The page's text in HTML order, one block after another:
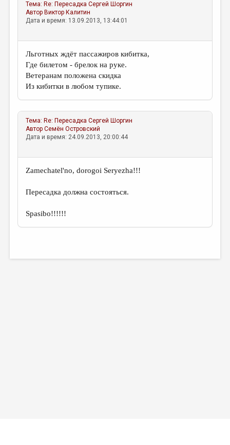
Тема: Re: Пересадка Сергей Шоргин
Автор Виктор Калитин
Дата и время: 13.09.2013, 13:44:01
Льготных ждёт пассажиров кибитка,
Где билетом - брелок на руке.
Ветеранам положена скидка
Из кибитки в любом тупике.
Тема: Re: Пересадка Сергей Шоргин
АвторСемён Островский
Дата и время: 24.09.2013, 20:00:44
Zamechatel'no, dorogoi Seryezha!!!
Пересадка должна состояться.
Spasibo!!!!!!